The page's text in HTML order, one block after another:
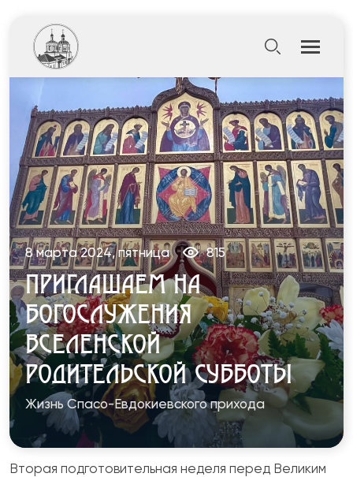
8 марта 2024, пятница 815
ПРИГЛАШАЕМ НА
БОГОСЛУЖЕНИЯ
ВСЕЛЕНСКОЙ
РОДИТЕЛЬСКОЙ СУББОТЫ
Жизнь Спасо-Евдокиевского прихода
Вторая подготовительная неделя перед Великим